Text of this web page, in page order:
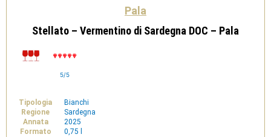
Pala
Stellato – Vermentino di Sardegna DOC – Pala
5/5
Tipologia
Bianchi
Regione
Sardegna
Annata
2025
Formato
0,75 l